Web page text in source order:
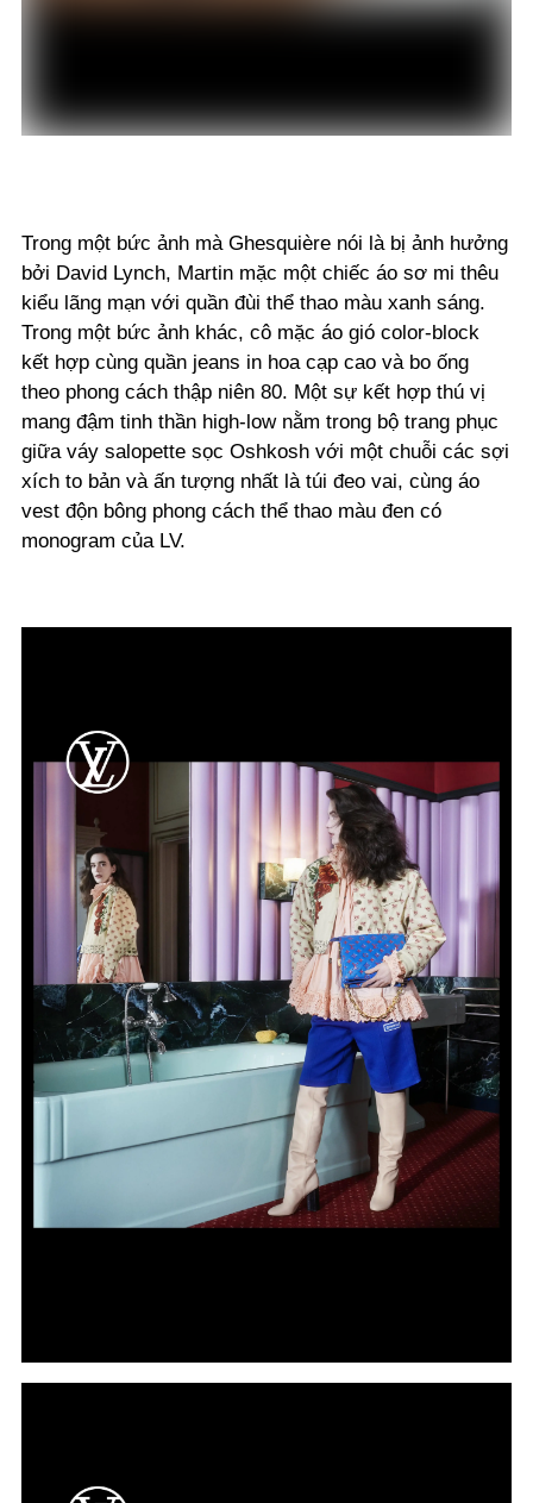
Trong một bức ảnh mà Ghesquière nói là bị ảnh hưởng
bởi David Lynch, Martin mặc một chiếc áo sơ mi thêu
kiểu lãng mạn với quần đùi thể thao màu xanh sáng.
Trong một bức ảnh khác, cô mặc áo gió color-block
kết hợp cùng quần jeans in hoa cạp cao và bo ống
theo phong cách thập niên 80. Một sự kết hợp thú vị
mang đậm tinh thần high-low nằm trong bộ trang phục
giữa váy salopette sọc Oshkosh với một chuỗi các sợi
xích to bản và ấn tượng nhất là túi đeo vai, cùng áo
vest độn bông phong cách thể thao màu đen có
monogram của LV.